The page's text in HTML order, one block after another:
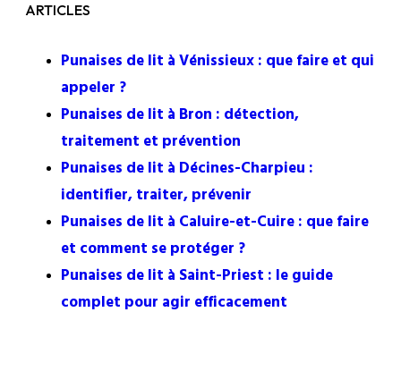
ARTICLES
Punaises de lit à Vénissieux : que faire et qui
appeler ?
Punaises de lit à Bron : détection,
traitement et prévention
Punaises de lit à Décines-Charpieu :
identifier, traiter, prévenir
Punaises de lit à Caluire-et-Cuire : que faire
et comment se protéger ?
Punaises de lit à Saint-Priest : le guide
complet pour agir efficacement